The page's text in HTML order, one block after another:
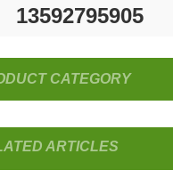
13592795905
CATEGORY
ARTICLES